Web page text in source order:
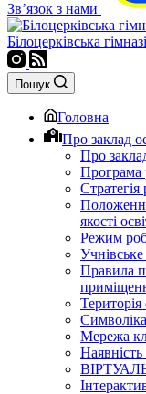
Зв’язок з нами
Білоцерківська
Пошук
Головна
Про заклад
Про
Програма
Стратегія
якості
Режим
Правила
Символіка
Мережа